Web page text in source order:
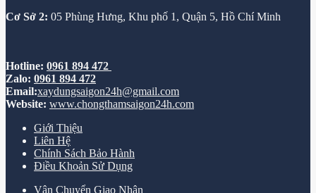
Cơ Sở 2: 05 Phùng Hưng, Khu phố 1, Quận 5, Hồ Chí Minh
Hotline: 0961 894 472
Zalo: 0961 894 472
Email:xaydungsaigon24h@gmail.com
Website: www.chongthamsaigon24h.com
Giới Thiệu
Liên Hệ
Chính Sách Bảo Hành
Điều Khoản Sử Dụng
Vận Chuyển Giao Nhận